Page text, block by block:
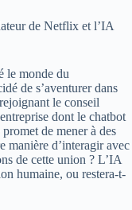
de Netflix et l’IA
le monde du
de s’aventurer dans
le conseil
dont le chatbot
de mener à des
manière d’interagir avec
de cette union ? L’IA
humaine, ou restera-t-